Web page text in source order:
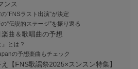
ンス
“FNSラスト出演”が決定
“伝説的ステージ”を振り返る
曲＆歌唱曲の予想
とは？
の予想楽曲もチェック
【FNS歌謡祭2025×スンスン特集】